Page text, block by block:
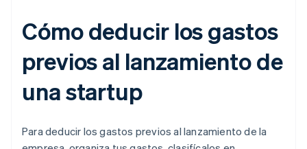
Cómo deducir los gastos
previos al lanzamiento de
una startup
Para deducir los gastos previos al lanzamiento de la